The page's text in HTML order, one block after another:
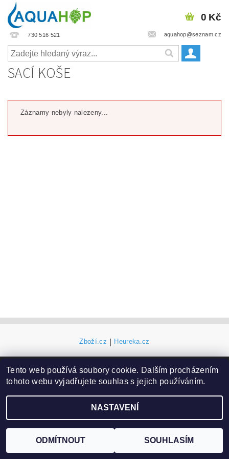
730 516 521 aquahop@seznam.cz
0 Kč
SACÍ KOŠE
Záznamy nebyly nalezeny...
Zboží.cz Heureka.cz
2026 ©AquaHop.cz
Vytvořil Shoptet
Tento web používá soubory cookie. Dalším procházením
tohoto webu vyjadřujete souhlas s jejich používáním.
NASTAVENÍ
ODMÍTNOUT SOUHLASÍM